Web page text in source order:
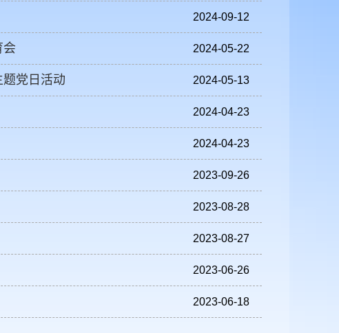
2024-09-12
会 2024-05-22
题党日活动 2024-05-13
2024-04-23
2024-04-23
2023-09-26
2023-08-28
2023-08-27
2023-06-26
2023-06-18